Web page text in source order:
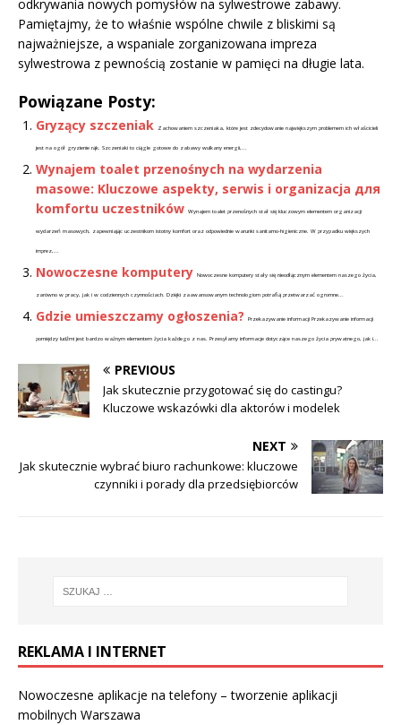
odkrywania nowych pomysłów na sylwestrowe zabawy.
Pamiętajmy, że to właśnie wspólne chwile z bliskimi są
najważniejsze, a wspaniale zorganizowana impreza
sylwestrowa z pewnością zostanie w pamięci na długie lata.
Powiązane Posty:
Gryzący szczeniak Zachowaniem szczeniaka, które jest zdecydowanie największym problemem ich właścicieli
jest na ogół gryzienie rąk. Szczeniaki to ciągle gotowe do zabawy wulkany energii,...
Wynajem toalet przenośnych na wydarzenia
masowe: Kluczowe aspekty, serwis i organizacja для
komfortu uczestników Wynajem toalet przenośnych stał się kluczowym elementem organizacji
wydarzeń masowych, zapewniając uczestnikom istotny komfort oraz odpowiednie warunki sanitarno-higieniczne. W przypadku większych
imprez,...
Nowoczesne komputery Nowoczesne komputery stały się nieodłącznym elementem naszego życia,
zarówno w pracy, jak i w codziennych czynnościach. Dzięki zaawansowanym technologiom potrafią przetwarzać ogromne...
Gdzie umieszczamy ogłoszenia? Przekazywanie informacji Przekazywanie informacji
pomiędzy ludźmi jest bardzo ważnym elementem życia każdego z nas. Przesyłamy informacje dotyczące naszego życia prywatnego, jak i...
PREVIOUS
Jak skutecznie przygotować się do castingu?
Kluczowe wskazówki dla aktorów i modelek
NEXT
Jak skutecznie wybrać biuro rachunkowe: kluczowe
czynniki i porady dla przedsiębiorców
REKLAMA I INTERNET
Nowoczesne aplikacje na telefony – tworzenie aplikacji
mobilnych Warszawa